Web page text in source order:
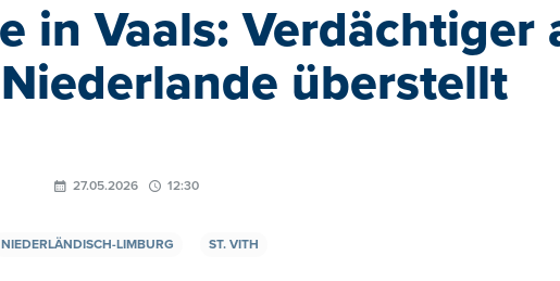
in Vaals: Verdächtiger
überstellt
27.05.2026 12:30
NIEDERLÄNDISCH-LIMBURG ST. VITH